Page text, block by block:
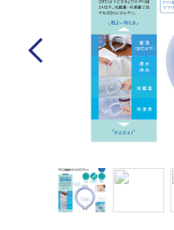
Previous